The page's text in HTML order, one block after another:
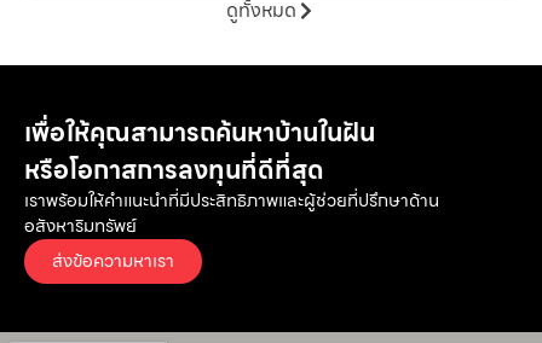
ดูทั้งหมด
เพื่อให้คุณสามารถค้นหาบ้านในฝัน
หรือโอกาสการลงทุนที่ดีที่สุด
เราพร้อมให้คำแนะนำที่มีประสิทธิภาพและผู้ช่วยที่ปรึกษาด้าน
อสังหาริมทรัพย์
ส่งข้อความหาเรา